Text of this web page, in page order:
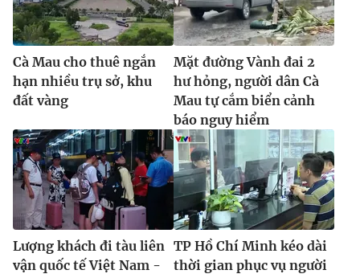
Cà Mau cho thuê ngắn
hạn nhiều trụ sở, khu
đất vàng
Mặt đường Vành đai 2
hư hỏng, người dân Cà
Mau tự cắm biển cảnh
báo nguy hiểm
Lượng khách đi tàu liên
vận quốc tế Việt Nam -
TP Hồ Chí Minh kéo dài
thời gian phục vụ người